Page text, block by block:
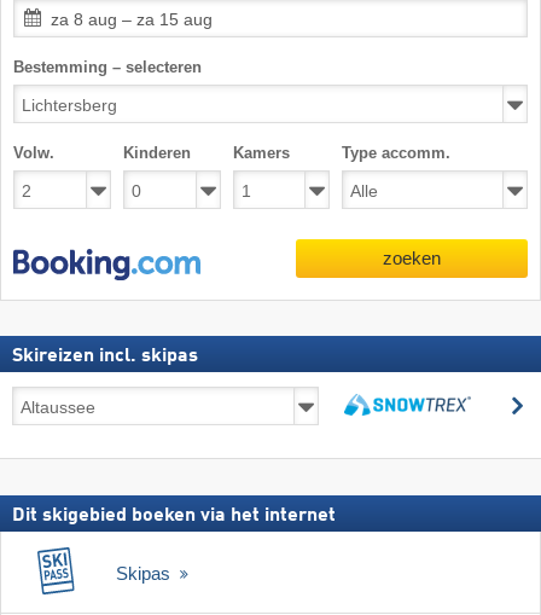
za 8 aug – za 15 aug
Bestemming – selecteren
Volw. Kinderen Kamers Type accomm.
zoeken
Skireizen incl. skipas
Skireizen
incl.
Dit skigebied boeken via het internet
Skipas